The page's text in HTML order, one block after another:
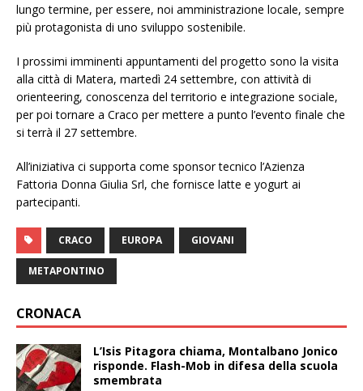
lungo termine, per essere, noi amministrazione locale, sempre
più protagonista di uno sviluppo sostenibile.
I prossimi imminenti appuntamenti del progetto sono la visita
alla città di Matera, martedì 24 settembre, con attività di
orienteering, conoscenza del territorio e integrazione sociale,
per poi tornare a Craco per mettere a punto l’evento finale che
si terrà il 27 settembre.
All’iniziativa ci supporta come sponsor tecnico l’Azienza
Fattoria Donna Giulia Srl, che fornisce latte e yogurt ai
partecipanti.
CRACO EUROPA GIOVANI
METAPONTINO
CRONACA
L’Isis Pitagora chiama, Montalbano Jonico
risponde. Flash-Mob in difesa della scuola
smembrata